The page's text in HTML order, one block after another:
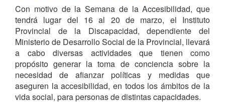
Con motivo de la Semana de la Accesibilidad, que
tendrá lugar del 16 al 20 de marzo, el Instituto
Provincial de la Discapacidad, dependiente del
Ministerio de Desarrollo Social de la Provincial, llevará
a cabo diversas actividades que tienen como
propósito generar la toma de conciencia sobre la
necesidad de afianzar políticas y medidas que
aseguren la accesibilidad, en todos los ámbitos de la
vida social, para personas de distintas capacidades.